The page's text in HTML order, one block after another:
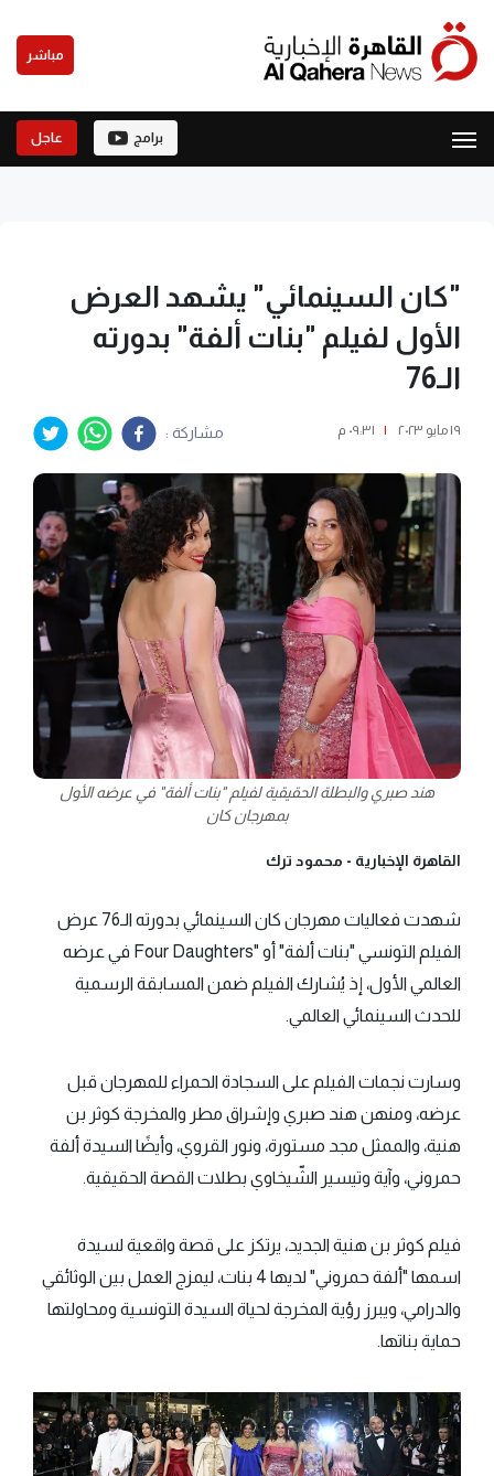
مباشر
برامج عاجل
"كان السينمائي" يشهد العرض
الأول لفيلم "بنات ألفة" بدورته
الـ76
١٩ مايو ٢٠٢٣ | ٠٩:٣١ م مشاركة :
هند صبري والبطلة الحقيقية لفيلم "بنات ألفة" في عرضه الأول
بمهرجان كان
القاهرة الإخبارية - محمود ترك
شهدت فعاليات مهرجان كان السينمائي بدورته الـ76 عرض
الفيلم التونسي "بنات ألفة" أو "Four Daughters في عرضه
العالمي الأول، إذ يُشارك الفيلم ضمن المسابقة الرسمية
للحدث السينمائي العالمي.
وسارت نجمات الفيلم على السجادة الحمراء للمهرجان قبل
عرضه، ومنهن هند صبري وإشراق مطر والمخرجة كوثر بن
هنية، والممثل مجد مستورة، ونور القروي، وأيضًا السيدة ألفة
حمروني، وآية وتيسير الشّيخاوي بطلات القصة الحقيقية.
فيلم كوثر بن هنية الجديد، يرتكز على قصة واقعية لسيدة
اسمها "ألفة حمروني" لديها 4 بنات، ليمزج العمل بين الوثائقي
والدرامي، ويبرز رؤية المخرجة لحياة السيدة التونسية ومحاولتها
حماية بناتها.